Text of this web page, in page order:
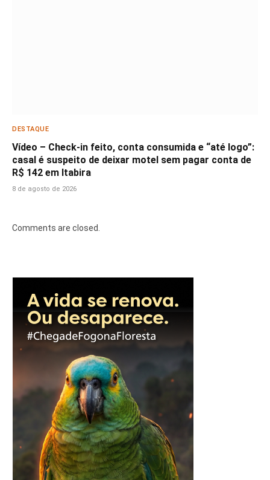
DESTAQUE
Vídeo – Check-in feito, conta consumida e “até logo”:
casal é suspeito de deixar motel sem pagar conta de
R$ 142 em Itabira
8 de agosto de 2026
Comments are closed.